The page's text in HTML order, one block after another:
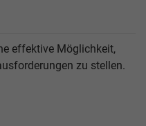
effektive Möglichkeit,
zu stellen.